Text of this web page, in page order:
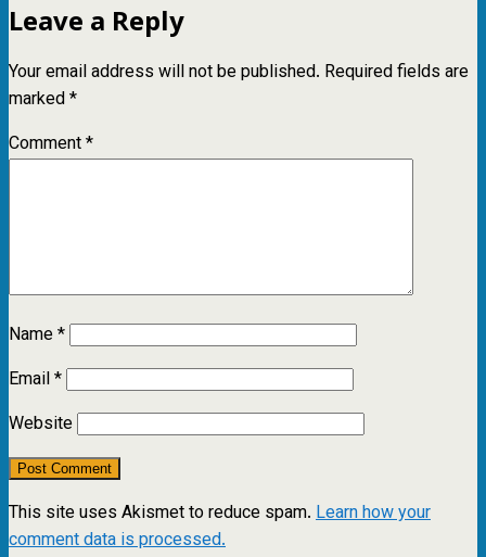
Leave a Reply
Your email address will not be published. Required fields are
marked*
Comment*
Name*
Email*
Website
This site uses Akismet to reduce spam. Learn how your
comment data is processed.